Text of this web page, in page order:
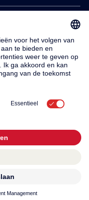
AG
Imprint